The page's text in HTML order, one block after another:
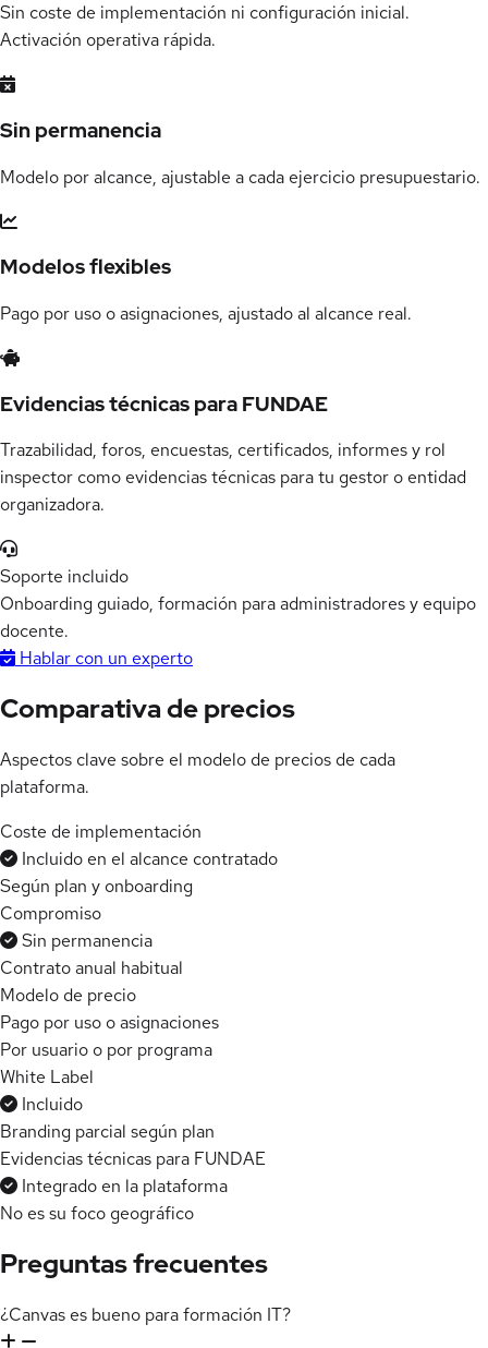
Sin coste de implementación ni configuración inicial.
Activación operativa rápida.
Sin permanencia
Modelo por alcance, ajustable a cada ejercicio presupuestario.
Modelos flexibles
Pago por uso o asignaciones, ajustado al alcance real.
Evidencias técnicas para FUNDAE
Trazabilidad, foros, encuestas, certificados, informes y rol
inspector como evidencias técnicas para tu gestor o entidad
organizadora.
Soporte incluido
Onboarding guiado, formación para administradores y equipo
docente.
Hablar con un experto
Comparativa de precios
Aspectos clave sobre el modelo de precios de cada
plataforma.
Coste de implementación
Incluido en el alcance contratado
Según plan y onboarding
Compromiso
Sin permanencia
Contrato anual habitual
Modelo de precio
Pago por uso o asignaciones
Por usuario o por programa
White Label
Incluido
Branding parcial según plan
Evidencias técnicas para FUNDAE
Integrado en la plataforma
No es su foco geográfico
Preguntas frecuentes
¿Canvas es bueno para formación IT?